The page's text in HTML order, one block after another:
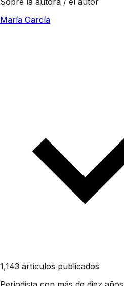
María García
1,143 artículos publicados